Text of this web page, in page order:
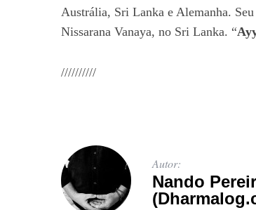
Austrália, Sri Lanka e Alemanha.
Nissarana Vanaya, no Sri Lanka. “
//////////
Autor:
Nando
c
f